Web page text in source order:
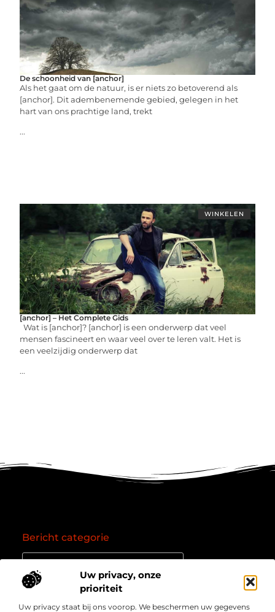
Uw privacy, onze
prioriteit
Uw privacy staat bij ons voorop. We beschermen uw gegevens
De schoonheid van [anchor]
Als het gaat om de natuur, is er niets zo betoverend als
[anchor]. Dit adembenemende gebied, gelegen in het
hart van ons prachtige land, trekt
...
WINKELEN
[anchor] – Het Complete Gids
Wat is [anchor]? [anchor] is een onderwerp dat veel
mensen fascineert en waar veel over te leren valt. Het is
een veelzijdig onderwerp dat
...
Onze informatie
Bericht categorie